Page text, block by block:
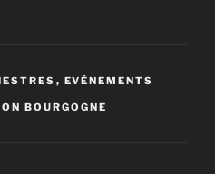
, EVÉNEMENTS
BOURGOGNE